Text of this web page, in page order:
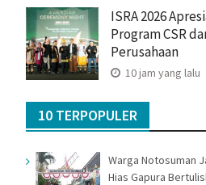
ISRA 2026
Program CSR
Perusahaan
10 jam yang lalu
10 TERPOPULER
Warga Notosuman
Hias Gapura